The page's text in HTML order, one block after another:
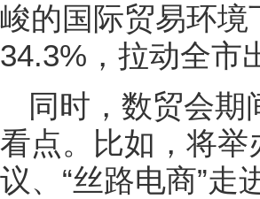
峻的国际贸易环
34.3%，拉动全市
同时，数贸会期
看点。比如，将举
议、“丝路电商”走